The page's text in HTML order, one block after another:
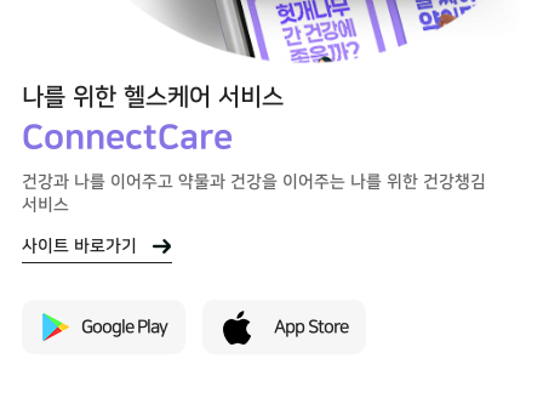
나를 위한 헬스케어 서비스
ConnectCare
건강과 나를 이어주고 약물과 건강을 이어주는 나를 위한 건강챙김
서비스
사이트 바로가기
Google Play App Store